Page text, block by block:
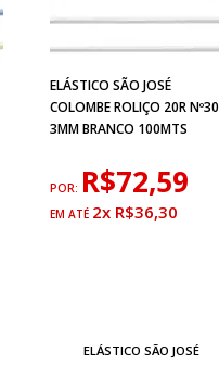
ELÁSTICO SÃO JOSÉ
COLOMBE ROLIÇO 20R Nº30
3MM BRANCO 100MTS
POR: R$72,59
2x R$36,30
ELÁSTICO SÃO JOSÉ